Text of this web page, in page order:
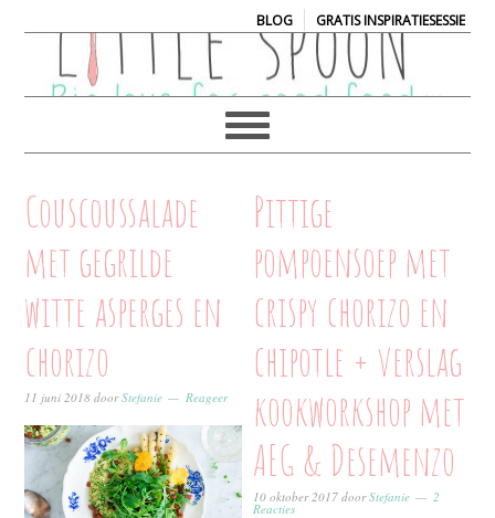
BLOG| GRATIS INSPIRATIESESSIE
Couscoussalade
met gegrilde
witte asperges en
chorizo
11 juni 2018 doorStefanie Reageer
Pittige
pompoensoep met
crispy chorizo en
chipotle + verslag
kookworkshop met
AEG & Desemenzo
10 oktober 2017 doorStefanie 2
Reacties